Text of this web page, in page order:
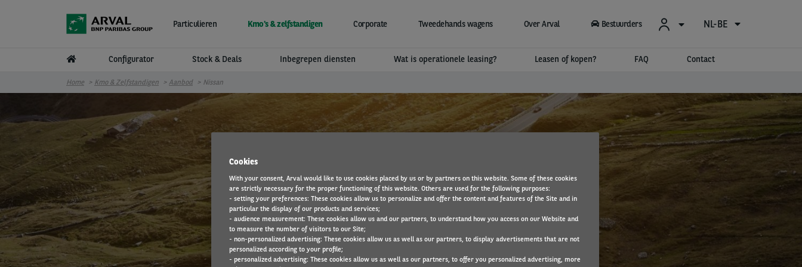
Particulieren Kmo's & zelfstandigen Corporate Tweedehands wagens Over Arval Bestuurders NL-BE
Configurator Stock & Deals Inbegrepen diensten Wat is operationele leasing? Leasen of kopen? FAQ Contact
Home Kmo & Zelfstandigen Aanbod Nissan
Nissan
Cookies
With your consent, Arval would like to use cookies placed by us or by partners on this website. Some of these cookies
are strictly necessary for the proper functioning of this website. Others are used for the following purposes:
- setting your preferences: These cookies allow us to personalize and offer the content and features of the Site and in
particular the display of our products and services;
- audience measurement: These cookies allow us and our partners, to understand how you access on our Website and
to measure the number of visitors to our Site;
- non-personalized advertising: These cookies allow us as well as our partners, to display advertisements that are not
personalized according to your profile;
- personalized advertising: These cookies allow us as well as our partners, to offer you personalized advertising, more